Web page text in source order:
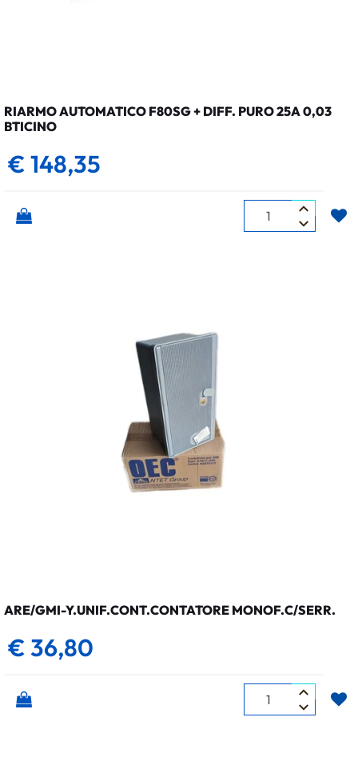
RIARMO AUTOMATICO F80SG + DIFF. PURO 25A 0,03
BTICINO
€ 148,35
Quantità
ARE/GMI-Y.UNIF.CONT.CONTATORE MONOF.C/SERR.
€ 36,80
Quantità